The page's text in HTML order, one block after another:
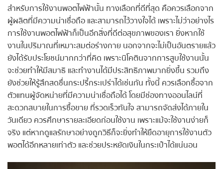
สำหรับการใช้งานพอตไฟฟ้านั้น ทางเลือกที่ดีที่สุด คือควรเลือกจาก
ผู้ผลิตที่มีความน่าเชื่อถือ และสามารถไว้วางใจได้ เพราะไม่ว่าอย่างไร
การใช้งานพอตไฟฟ้าก็เป็นอีกสิ่งที่ดีต่อสุขภาพของเรา ยิ่งหากใช้
งานในปริมาณที่เหมาะสมต่อร่างกาย นอกจากจะไม่เป็นอันตรายแล้ว
ยังได้รับประโยชน์มากกว่าที่คิด เพราะนิโคตินจากการสูบใช้งานนั้น
จะช่วยทำให้มีสมาธิ และทำงานได้มีประสิทธิภาพมากยิ่งขึ้น รวมถึง
ยังช่วยให้รู้สึกสดชื่นกระปรี้กระเปร่าได้เช่นกัน ทั้งนี้ ควรเลือกซื้อจาก
ตัวแทนผู้จัดหน่ายที่มีความน่าเชื่อถือได้ โดยมีช่องทางออนไลน์ที่
สะดวกสบายในการซื้อขาย ที่รวดเร็วทันใจ สามารถจัดส่งได้ภายใน
วันเดียว ควรศึกษารายละเอียดก่อนใช้งาน เพราะแม้จะใช้งานง่ายก็
จริง แต่หากดูแลรักษาอย่างถูกวิธีก็จะยิ่งทำให้ยืดอายุการใช้งานตัว
พอตได้อีกหลายเท่าตัว และช่วยประหยัดเงินในกระเป๋าได้แน่นอน